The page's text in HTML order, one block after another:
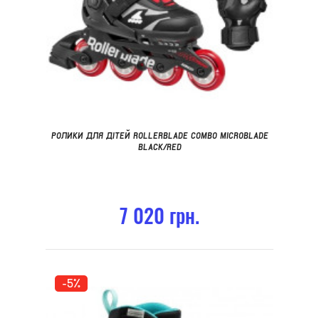
РОЛИКИ ДЛЯ ДІТЕЙ ROLLERBLADE COMBO MICROBLADE
BLACK/RED
7 020 грн.
-5%